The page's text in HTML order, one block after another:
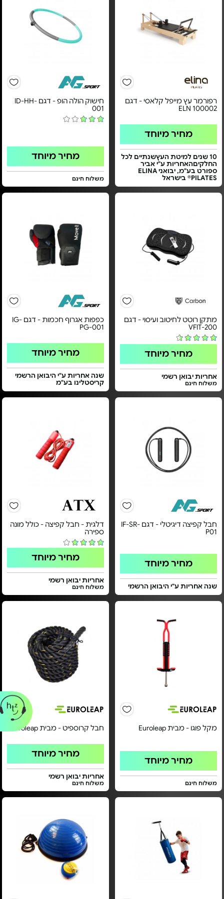
רפורמר עץ מייפל קלאסי - דגם
ELN 100002
מחיר מיוחד
10 שנים למיטת העץשנתיים לכל
החלקיםהאחריות ע"י אביר
ספורט בע"מ, יבואני ELINA
PILATES® בישראל
חישוק הולה הופ - דגם ID-HH-
001
מחיר מיוחד
משלוח חינם
מתקן רוטט לחיטוב ועיסוי - דגם
VFIT-200
מחיר מיוחד
אחריות יבואן רשמי
משלוח חינם
כפפות אגרוף חכמות - דגם IG-
PG-001
מחיר מיוחד
שנה אחריות ע"י היבואן הרשמי
קריסטלינו בע"מ
חבל קפיצה דיגיטלי - דגם IF-SR-
P01
מחיר מיוחד
שנה אחריות ע"י היבואן הרשמי
דלגית - חבל קפיצה - כולל מונה
ספירה
מחיר מיוחד
אחריות יבואן רשמי
משלוח חינם
מקל פוגו - מבית Euroleap
מחיר מיוחד
משלוח חינם
חבל קרוספיט - מבית Euroleap
מחיר מיוחד
אחריות יבואן רשמי
משלוח חינם